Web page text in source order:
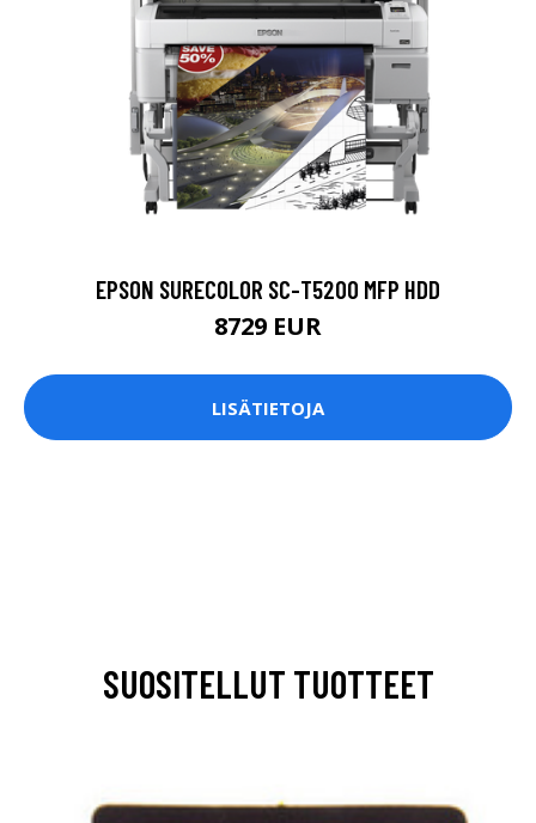
EPSON SURECOLOR SC-T5200 MFP HDD
8729 EUR
LISÄTIETOJA
SUOSITELLUT TUOTTEET